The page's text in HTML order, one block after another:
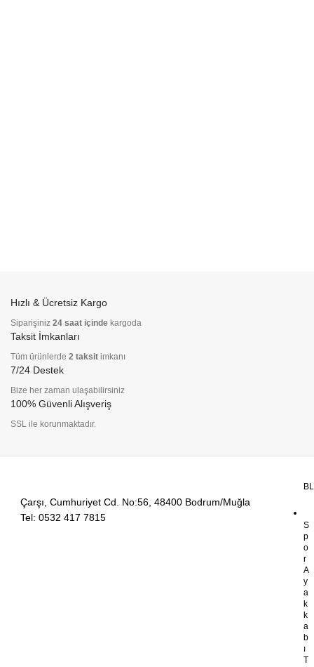
Hızlı & Ücretsiz Kargo
Siparişiniz 24 saat içinde kargoda
Taksit İmkanları
Tüm ürünlerde 2 taksit imkanı
7/24 Destek
Bize her zaman ulaşabilirsiniz
100% Güvenli Alışveriş
SSL ile korunmaktadır.
Çarşı, Cumhuriyet Cd. No:56, 48400 Bodrum/Muğla
Tel: 0532 417 7815
S
p
o
r
A
y
a
k
k
a
b
ı
T